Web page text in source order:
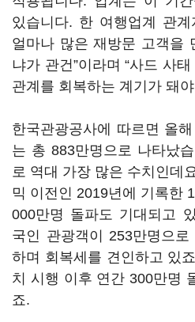
있습니다. 한 여행업계 관
얼마나 많은 재방문 고객을
냐가 관건”이라며 “사드 사
관계를 회복하는 계기가 돼
한국관광공사에 따르면 올
는 총 883만명으로 나타났
로 역대 가장 많은 수치인데
믹 이전인 2019년에 기록한
000만명 돌파도 기대되고
국인 관광객이 253만명으
하며 회복세를 견인하고 있
치 시행 이후 연간 300만명
죠.